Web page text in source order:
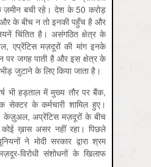
बची रहे। देश के 50 करोड़
के बीच न तो इनकी पहुँच है और
चिंतित है। असंगठित क्षेत्र के
एप्रेंटिस मज़दूरों की मांग इनके
पर जगह पाती है और इस क्षेत्र के
जुटाने के लिए किया जाता है।
भी हड़ताल में मुख्य तौर पर बैंक,
सेक्टर के कर्मचारी शामिल हुए।
केज़ुअल, अप्रेंटिस मज़दूरों के बीच
ख़ास असर नहीं रहा। पिछले
ने मोदी सरकार द्वारा श्रम
विरोधी संशोधनों के खिलाफ